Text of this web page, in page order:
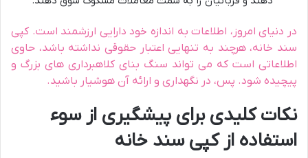
در دنیای امروز، اطلاعات به اندازه خود دارایی ارزشمند است. کپی
سند خانه، هرچند به تنهایی اعتبار حقوقی نداشته باشد، حاوی
اطلاعاتی است که می تواند سنگ بنای کلاهبرداری های بزرگ و
پیچیده شود. پس، در نگهداری و ارائه آن هوشیار باشید.
نکات کلیدی برای پیشگیری از سوء
استفاده از کپی سند خانه